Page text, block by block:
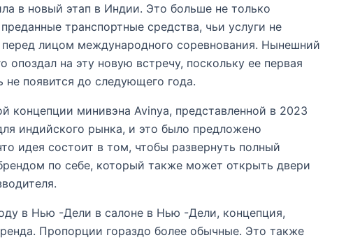
в новый этап в Индии. Это больше не только
транспортные средства, чьи услуги не
лицом международного соревнования. Нынешний
опоздал на эту новую встречу, поскольку ее первая
не появится до следующего года.
концепции минивэна Avinya, представленной в 2023
индийского рынка, и это было предложено
идея состоит в том, чтобы развернуть полный
по себе, который также может открыть двери
в Нью -Дели в салоне в Нью -Дели, концепция,
Пропорции гораздо более обычные. Это также